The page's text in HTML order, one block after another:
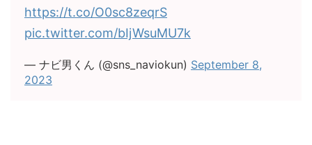
https://t.co/O0sc8zeqrS
pic.twitter.com/bIjWsuMU7k
— ナビ男くん (@sns_naviokun) September 8,
2023